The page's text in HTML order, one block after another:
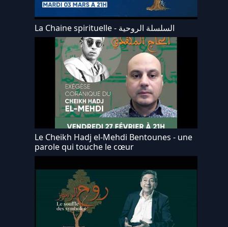
La Chaine spirituelle - السلسلة الروحية
Le Cheikh Hadj el-Mehdi Bentounes - une
parole qui touche le cœur